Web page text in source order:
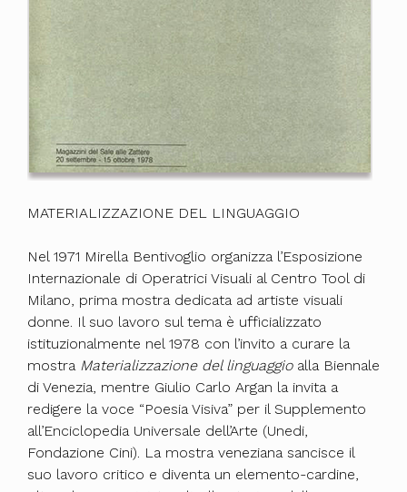
MATERIALIZZAZIONE DEL LINGUAGGIO
Nel 1971 Mirella Bentivoglio organizza l’Esposizione
Internazionale di Operatrici Visuali al Centro Tool di
Milano, prima mostra dedicata ad artiste visuali
donne. Il suo lavoro sul tema è ufficializzato
istituzionalmente nel 1978 con l’invito a curare la
mostra Materializzazione del linguaggio alla Biennale
di Venezia, mentre Giulio Carlo Argan la invita a
redigere la voce “Poesia Visiva” per il Supplemento
all’Enciclopedia Universale dell’Arte (Unedi,
Fondazione Cini). La mostra veneziana sancisce il
suo lavoro critico e diventa un elemento-cardine,